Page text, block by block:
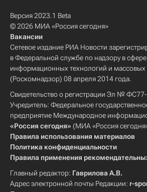
Версия 2023.1 Beta
© 2026 МИА «Россия сегодня»
Вакансии
Сетевое издание РИА Новости
в Федеральной службе по надзору в сфере
информационных технологий и
(Роскомнадзор) 08 апреля 2014 года.
Свидетельство о регистрации Эл №
Учредитель: Федеральное
предприятие Международное
«Россия сегодня» (МИА «Россия
Правила использования материалов
Политика конфиденциальности
Правила применения
Главный редактор: Гаврилова А.В.
Адрес электронной почты Редакции: r-